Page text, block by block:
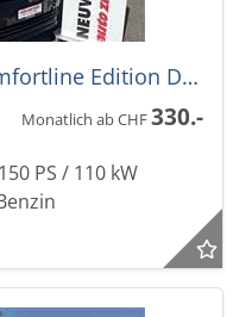
VW Touran 1.5 TSi EVO Comfortline Edition DSG-Automat 7-Plätzer -39%
Monatlich ab CHF330.-
150 PS / 110 kW